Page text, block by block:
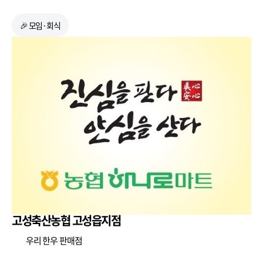
🎉 모임·회식
고성축산농협 고성읍지점
우리 한우 판매점